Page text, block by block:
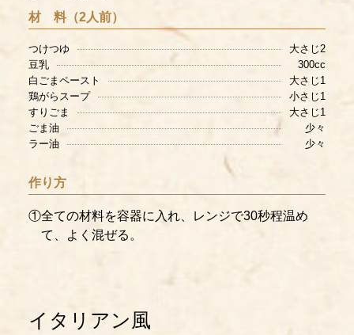
材 料（2人前）
つけつゆ
豆乳
白ごまペースト
鶏がらスープ
すりごま
ごま油
ラー油
大さじ2
300cc
大さじ1
小さじ1
大さじ1
少々
少々
作り方
①全ての材料を容器に入れ、レンジで30秒程温め
て、よく混ぜる。
イタリアン風